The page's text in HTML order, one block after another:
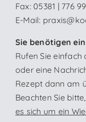
Fax: 05381 | 776
E-Mail:
Sie benötigen
Rufen Sie einfach
oder eine
Rezept dann am
Beachten Sie
es sich um ein